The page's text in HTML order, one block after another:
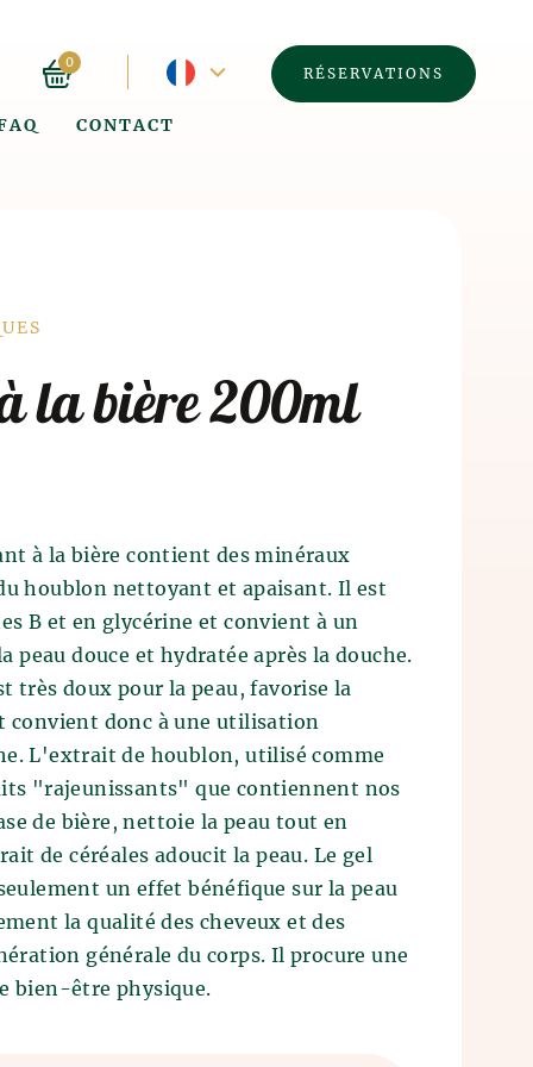
RÉSERVATIONS
Langue
actuelle
0
CONTACT
la bière 200ml
à la bière contient des minéraux
houblon nettoyant et apaisant. Il est
B et en glycérine et convient à un
peau douce et hydratée après la douche.
très doux pour la peau, favorise la
convient donc à une utilisation
L'extrait de houblon, utilisé comme
"rajeunissants" que contiennent nos
de bière, nettoie la peau tout en
de céréales adoucit la peau. Le gel
un effet bénéfique sur la peau
la qualité des cheveux et des
générale du corps. Il procure une
bien-être physique.